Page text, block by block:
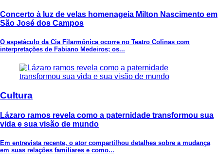
Concerto à luz de velas homenageia Milton Nascimento em
São José dos Campos
O espetáculo da Cia Filarmônica ocorre no Teatro Colinas com
interpretações de Fabiano Medeiros; os...
Cultura
Lázaro ramos revela como a paternidade transformou sua
vida e sua visão de mundo
Em entrevista recente, o ator compartilhou detalhes sobre a mudança
em suas relações familiares e como...